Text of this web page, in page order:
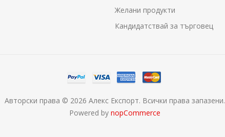
Желани продукти
Кандидатствай за търговец
Авторски права © 2026 Алекс Експорт. Всички права запазени.
Powered by nopCommerce